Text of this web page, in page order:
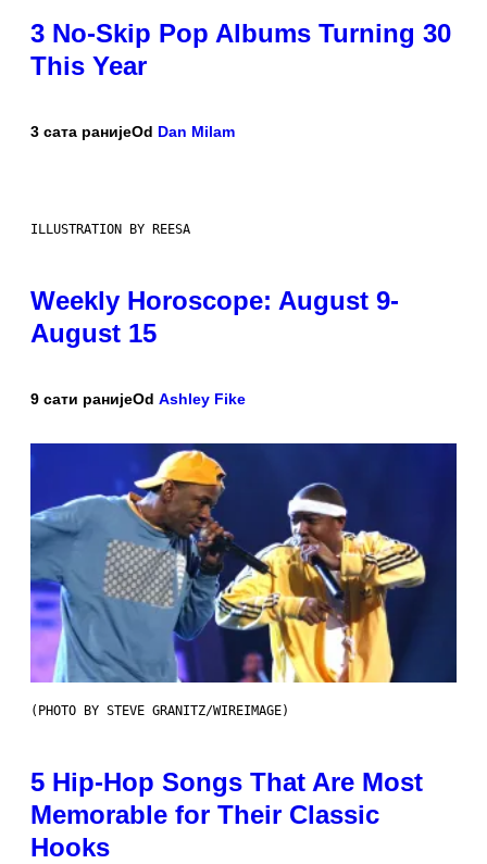
3 No-Skip Pop Albums Turning 30
This Year
3 сата ранијеOd Dan Milam
ILLUSTRATION BY REESA
Weekly Horoscope: August 9-
August 15
9 сати ранијеOd Ashley Fike
(PHOTO BY STEVE GRANITZ/WIREIMAGE)
5 Hip-Hop Songs That Are Most
Memorable for Their Classic
Hooks